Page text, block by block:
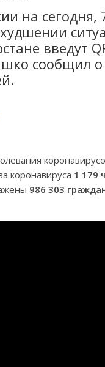
на сегодня,
введут
сообщил о
коронавируса 1 179
986 303